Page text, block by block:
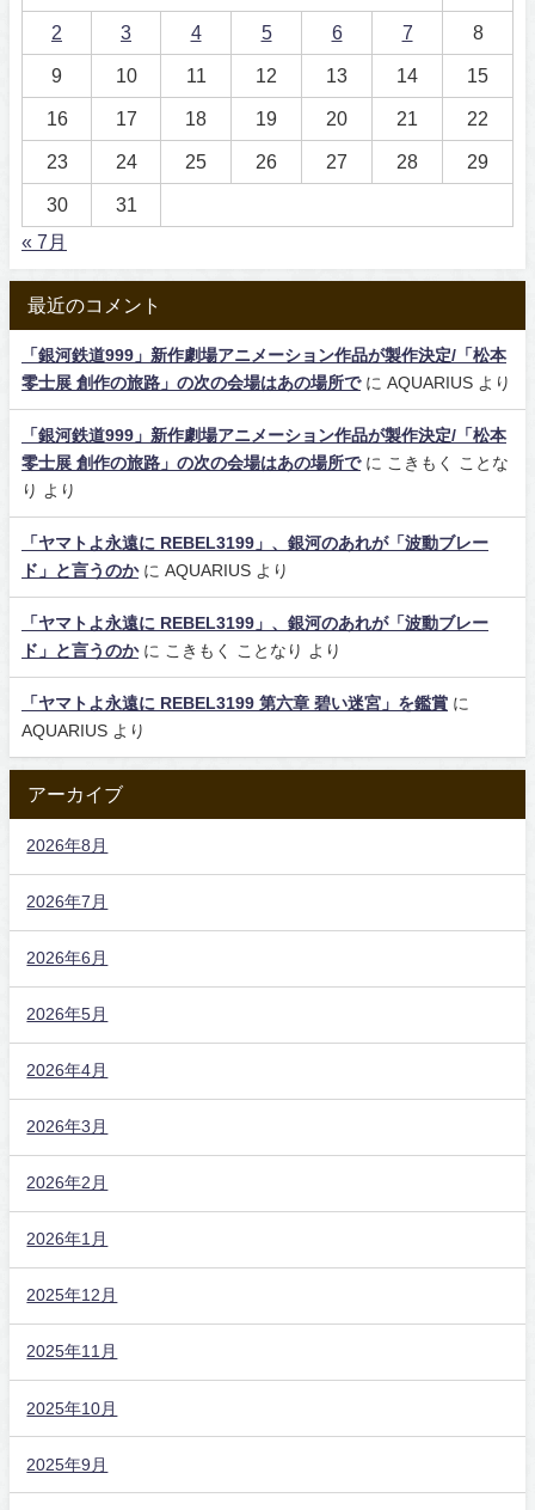
2 3 4 5 6 7 8
9 10 11 12 13 14 15
16 17 18 19 20 21 22
23 24 25 26 27 28 29
30
31
« 7月
最近のコメント
「銀河鉄道999」新作劇場アニメーション作品が製作決定/「松本
零士展 創作の旅路」の次の会場はあの場所でに AQUARIUS より
「銀河鉄道999」新作劇場アニメーション作品が製作決定/「松本
零士展 創作の旅路」の次の会場はあの場所でに
こきもく ことな
り
より
「ヤマトよ永遠に REBEL3199」、銀河のあれが「波動ブレー
ド」と言うのかに AQUARIUS より
「ヤマトよ永遠に REBEL3199」、銀河のあれが「波動ブレー
ド」と言うのかに こきもく ことなり より
「ヤマトよ永遠に REBEL3199 第六章 碧い迷宮」を鑑賞 に
AQUARIUS より
アーカイブ
2026年8月
2026年7月
2026年6月
2026年5月
2026年4月
2026年3月
2026年2月
2026年1月
2025年12月
2025年11月
2025年10月
2025年9月